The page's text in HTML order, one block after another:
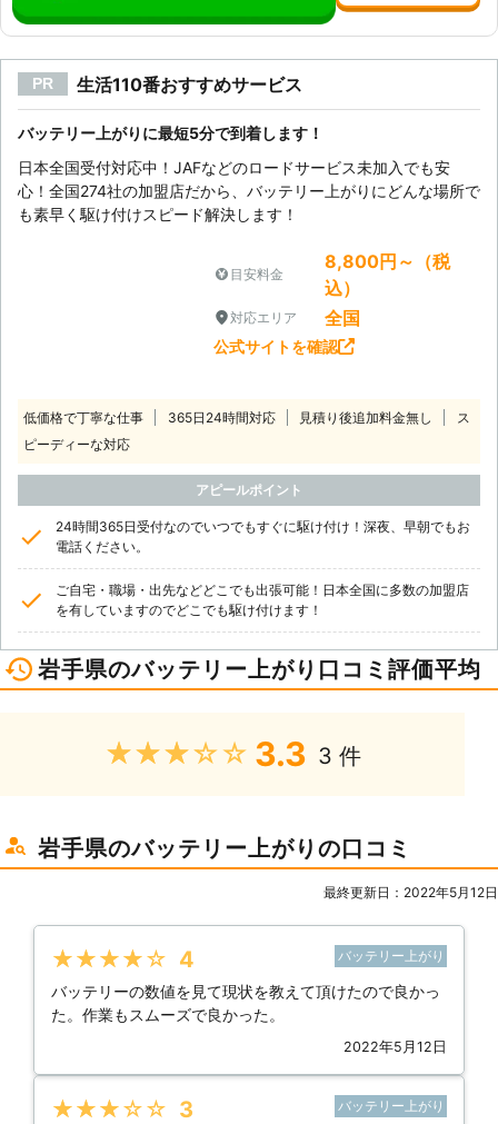
PR 生活110番おすすめサービス
バッテリー上がりに最短5分で到着します！
日本全国受付対応中！JAFなどのロードサービス未加入でも安
心！全国274社の加盟店だから、バッテリー上がりにどんな場所で
も素早く駆け付けスピード解決します！
目安料金
8,800円～（税
込）
対応エリア 全国
公式サイトを確認
低価格で丁寧な仕事 365日24時間対応 見積り後追加料金無し
ス
ピーディーな対応
アピールポイント
24時間365日受付なのでいつでもすぐに駆け付け！深夜、早朝でもお
電話ください。
ご自宅・職場・出先などどこでも出張可能！日本全国に多数の加盟店
を有していますのでどこでも駆け付けます！
岩手県のバッテリー上がり口コミ評価平均
★★★★★ 3.3 3 件
岩手県のバッテリー上がりの口コミ
最終更新日：2022年5月12日
★★★★★ 4 バッテリー上がり
バッテリーの数値を見て現状を教えて頂けたので良かっ
た。作業もスムーズで良かった。
2022年5月12日
★★★★★ 3 バッテリー上がり